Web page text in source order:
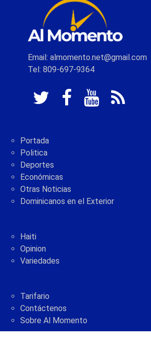
Email: almomento.net@gmail.com
Tel: 809-697-9364
Portada
Politica
Deportes
Económicas
Otras Noticias
Dominicanos en el Exterior
Haiti
Opinion
Variedades
Tarifario
Contáctenos
Sobre Al Momento